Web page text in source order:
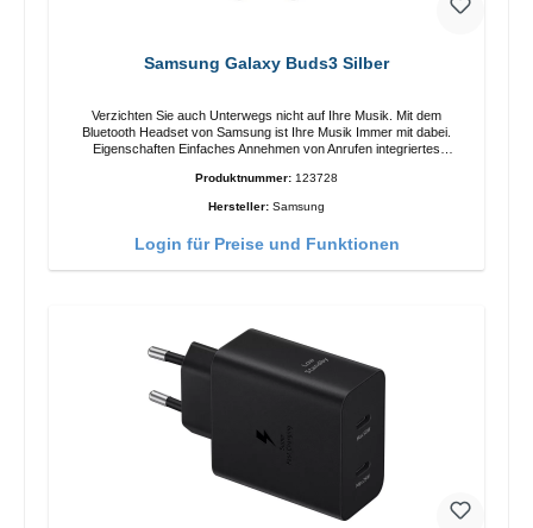
Samsung Galaxy Buds3 Silber
Verzichten Sie auch Unterwegs nicht auf Ihre Musik. Mit dem
Bluetooth Headset von Samsung ist Ihre Musik Immer mit dabei.
Eigenschaften Einfaches Annehmen von Anrufen integriertes
Technische Daten: Bluetooth: 5.4 Reichweite: 10m Ladezeit: 2h
Produktnummer: 123728
Hersteller: Samsung
Login für Preise und Funktionen